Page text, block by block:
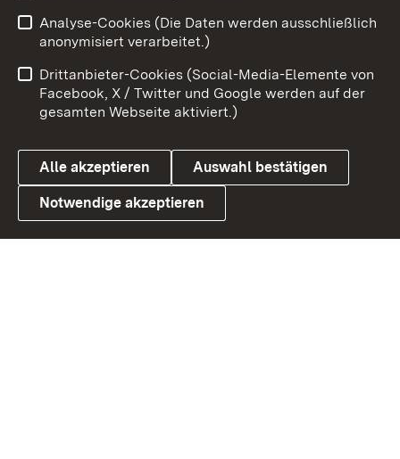
Link zum Landesportal
Benutzungshinweise
Barrierefreiheit
Datenschutz
Cookies
Analyse-Cookies (Die Daten werden ausschließlich
anonymisiert verarbeitet.)
Drittanbieter-Cookies (Social-Media-Elemente von
Facebook, X / Twitter und Google werden auf der
gesamten Webseite aktiviert.)
Alle akzeptieren Auswahl bestätigen
Notwendige akzeptieren